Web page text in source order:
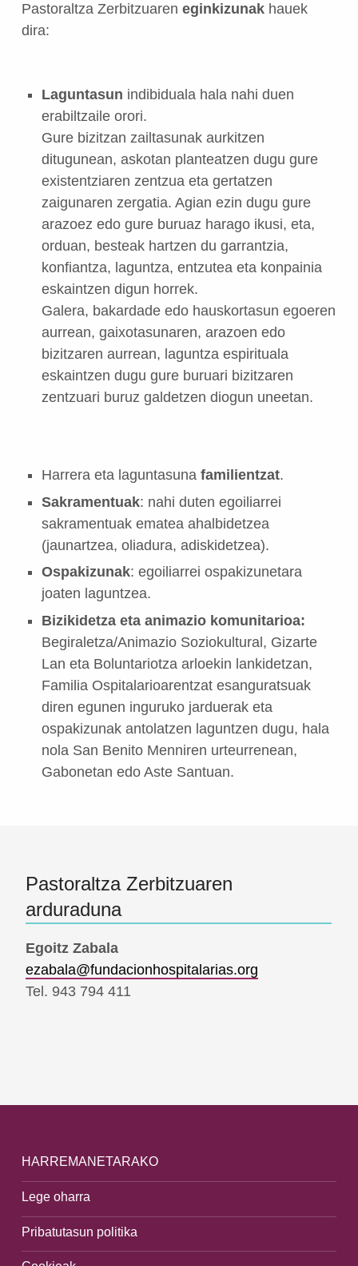
Pastoraltza Zerbitzuaren eginkizunakhauek
dira:
Laguntasun indibiduala hala nahi duen
erabiltzaile orori.
Gure bizitzan zailtasunak aurkitzen
ditugunean, askotan planteatzen dugu gure
existentziaren zentzua eta gertatzen
zaigunaren zergatia. Agian ezin dugu gure
arazoez edo gure buruaz harago ikusi, eta,
orduan, besteak hartzen du garrantzia,
konfiantza, laguntza, entzutea eta konpainia
eskaintzen digun horrek.
Galera, bakardade edo hauskortasun egoeren
aurrean, gaixotasunaren, arazoen edo
bizitzaren aurrean, laguntza espirituala
eskaintzen dugu gure buruari bizitzaren
zentzuari buruz galdetzen diogun uneetan.
Harrera eta laguntasuna familientzat.
Sakramentuak: nahi duten egoiliarrei
sakramentuak ematea ahalbidetzea
(jaunartzea, oliadura, adiskidetzea).
Ospakizunak: egoiliarrei ospakizunetara
joaten laguntzea.
Bizikidetza eta animazio komunitarioa:
Begiraletza/Animazio Soziokultural, Gizarte
Lan eta Boluntariotza arloekin lankidetzan,
Familia Ospitalarioarentzat esanguratsuak
diren egunen inguruko jarduerak eta
ospakizunak antolatzen laguntzen dugu, hala
nola San Benito Menniren urteurrenean,
Gabonetan edo Aste Santuan.
Pastoraltza Zerbitzuaren
arduraduna
Egoitz Zabala
ezabala@fundacionhospitalarias.org
Tel. 943 794 411
Skip back to main navigation
HARREMANETARAKO
Lege oharra
Pribatutasun politika